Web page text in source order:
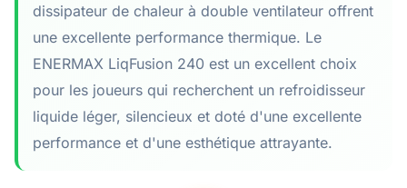
dissipateur de chaleur à double ventilateur offrent
une excellente performance thermique. Le
ENERMAX LiqFusion 240 est un excellent choix
pour les joueurs qui recherchent un refroidisseur
liquide léger, silencieux et doté d'une excellente
performance et d'une esthétique attrayante.